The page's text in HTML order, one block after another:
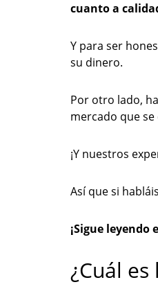
cuanto a
Y para ser
su dinero.
Por otro lado,
mercado que
¡Y nuestros
Así que si
¡Sigue leyendo
¿Cuál